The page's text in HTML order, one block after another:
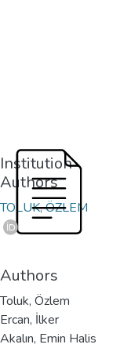
Institution
Authors
TOLUK, ÖZLEM
Authors
Toluk, Özlem
Ercan, İlker
Akalın, Emin Halis